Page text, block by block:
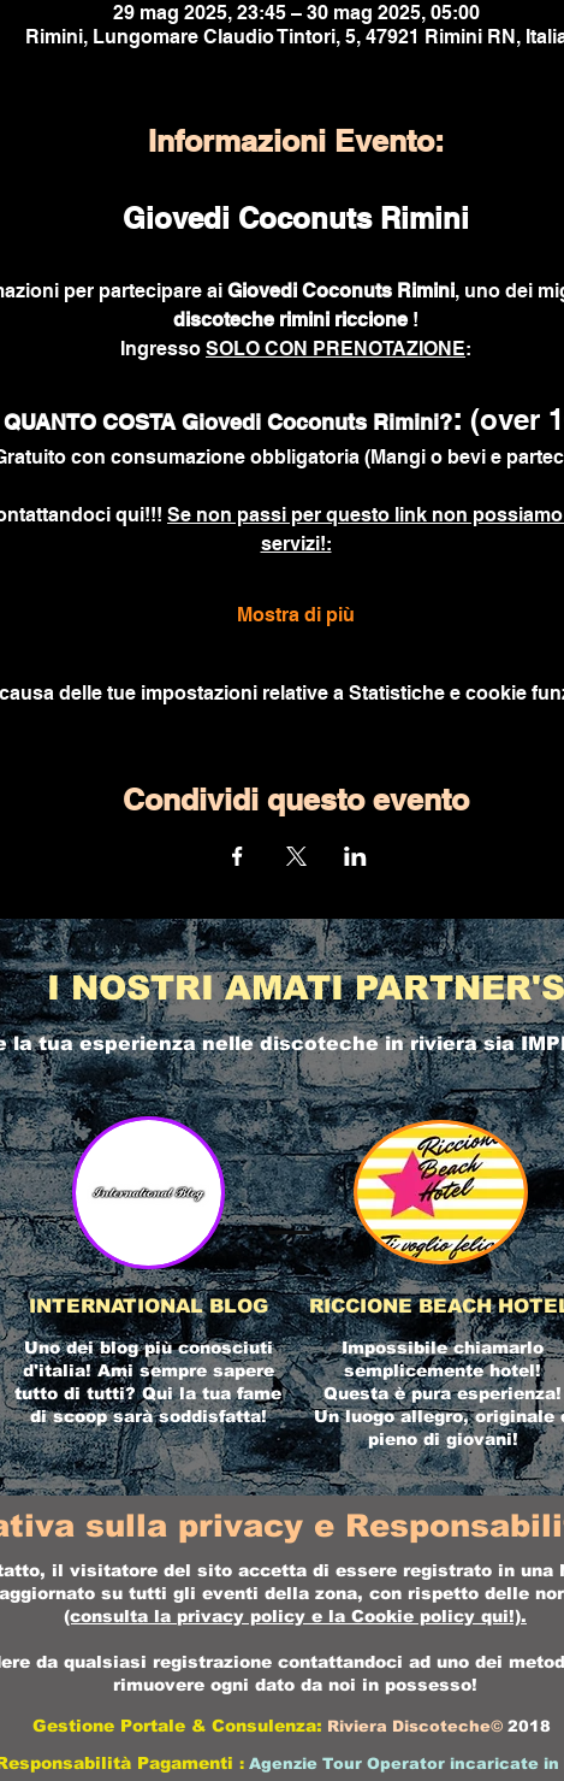
29 mag 2025, 23:45 – 30 mag 2025, 05:00
Rimini, Lungomare Claudio Tintori, 5, 47921 Rimini RN,
Informazioni Evento:
Giovedi Coconuts Rimini
per partecipare ai Giovedi Coconuts Rimini, uno dei
discoteche rimini riccione !
Ingresso SOLO CON PRENOTAZIONE:
QUANTO COSTA Giovedi Coconuts Rimini?: (over
con consumazione obbligatoria (Mangi o bevi e
qui!!! Se non passi per questo link non
servizi!:
Mostra di più
delle tue impostazioni relative a Statistiche e cookie
Condividi questo evento
I NOSTRI AMATI PARTNER'S
la tua esperienza nellediscoteche in rivierasia
INTERNATIONAL BLOG
Uno dei blog più conosciuti
d'italia! Ami sempre sapere
tutto di tutti? Qui la tua fame
di scoop sarà soddisfatta!
RICCIONE BEACH
Impossibile chiamarlo
semplicemente hotel!
Questa è pura esperienza!
Un luogo allegro, originale
pieno di giovani!
sulla privacy e
il visitatore del sito accetta di essere registrato in una
su tutti gli eventi della zona, con rispetto delle
(consulta la privacy policy e la Cookie policy qui!).
da qualsiasi registrazione contattandoci ad uno dei
rimuovere ogni dato da noi in possesso!
Gestione Portale & Consulenza: Riviera Discoteche© 2018
Pagamenti : Agenzie Tour Operator incaricate